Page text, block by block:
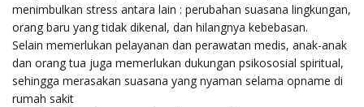
v
menimbulkan stress antara lain : perubahan suasana lingkungan,
orang baru yang tidak dikenal, dan hilangnya kebebasan.
Selain memerlukan pelayanan dan perawatan medis, anak-anak
dan orang tua juga memerlukan dukungan psikososial spiritual,
sehingga merasakan suasana yang nyaman selama opname di
rumah sakit